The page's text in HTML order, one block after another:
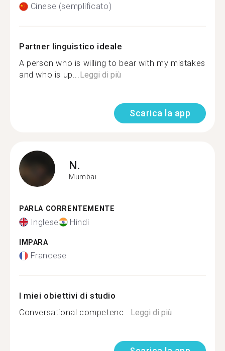
Cinese (semplificato)
Partner linguistico ideale
A person who is willing to bear with my mistakes
and who is up...Leggi di più
Scarica la app
N.
Mumbai
PARLA CORRENTEMENTE
Inglese Hindi
IMPARA
Francese
I miei obiettivi di studio
Conversational competenc...Leggi di più